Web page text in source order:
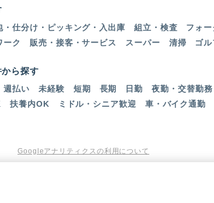
・仕分け・ピッキング・入出庫 組立・検査
フォ
ーク
販売・接客・サービス スーパー 清掃 ゴ
ら探す
週払い 未経験 短期 長期 日勤
夜勤・交替勤務
扶養内OK ミドル・シニア歓迎 車・バイク通勤
Googleアナリティクスの利用について